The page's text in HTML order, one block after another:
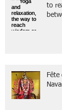
to
Fête